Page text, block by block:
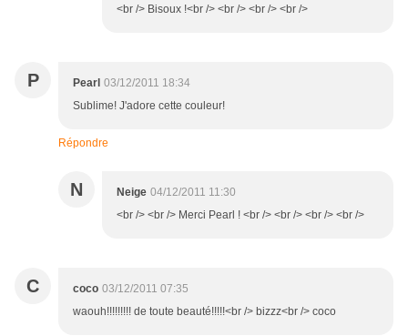
<br /> Bisoux !<br /> <br /> <br /> <br />
P Pearl 03/12/2011 18:34
Sublime! J'adore cette couleur!
Répondre
N Neige 04/12/2011 11:30
<br /> <br /> Merci Pearl ! <br /> <br /> <br /> <br />
C coco 03/12/2011 07:35
waouh!!!!!!!!! de toute beauté!!!!!<br /> bizzz<br /> coco